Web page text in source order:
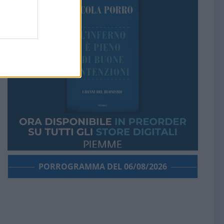
PORROGRAMMA DEL 06/08/2026